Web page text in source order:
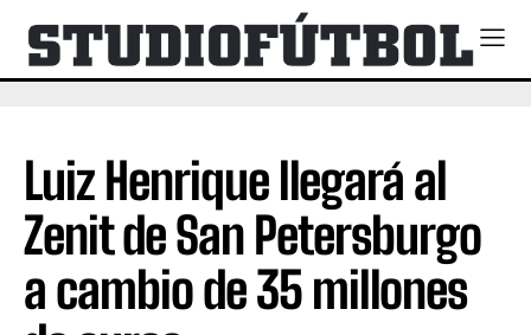
Luiz Henrique llegará al
Zenit de San Petersburgo
a cambio de 35 millones